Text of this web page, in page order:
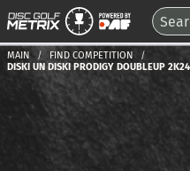
MAIN
FIND COMPETITION
DISKI UN DISKI PRODIGY DOUBLEUP